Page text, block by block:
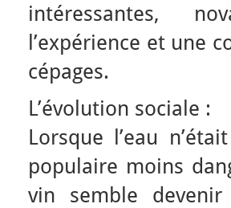
intéressantes,
l’expérience et une
cépages.
L’évolution sociale :
Lorsque l’eau
populaire moins
vin semble